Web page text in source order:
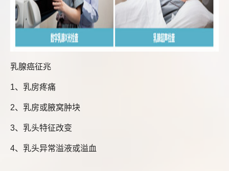
乳腺癌征兆
1、乳房疼痛
2、乳房或腋窝肿块
3、乳头特征改变
4、乳头异常溢液或溢血